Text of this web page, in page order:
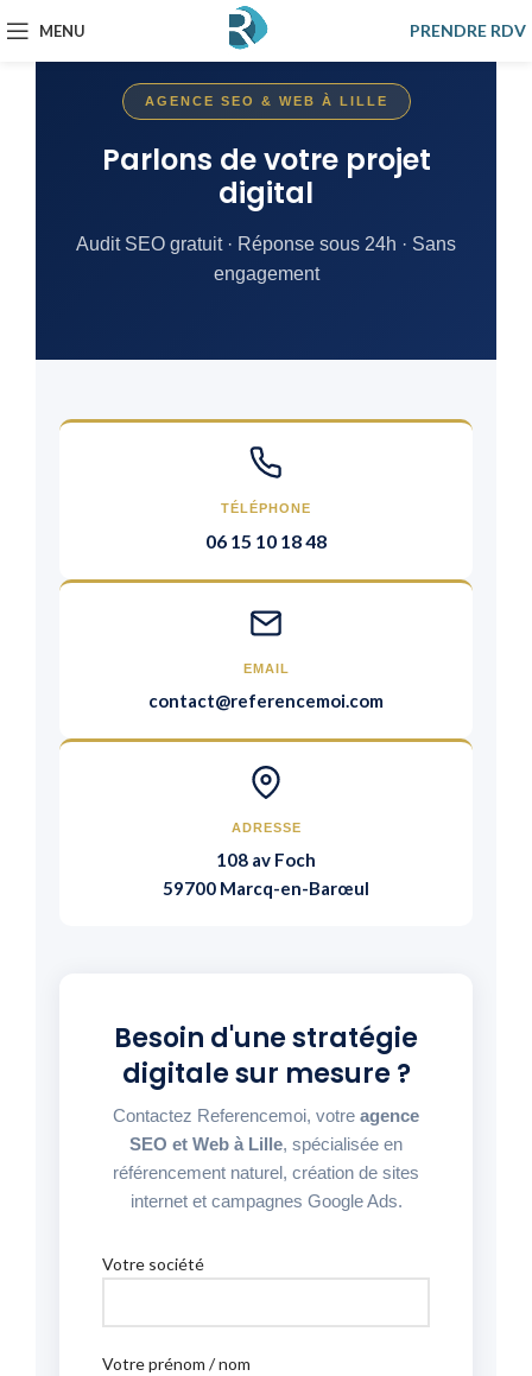
MENU PRENDRE RDV
AGENCE SEO & WEB À LILLE
Parlons de votre projet
digital
Audit SEO gratuit · Réponse sous 24h · Sans
engagement
TÉLÉPHONE
06 15 10 18 48
EMAIL
contact@referencemoi.com
ADRESSE
108 av Foch
59700 Marcq-en-Barœul
Besoin d'une stratégie
digitale sur mesure ?
Contactez Referencemoi, votre agence
SEO et Web à Lille, spécialisée en
référencement naturel, création de sites
internet et campagnes Google Ads.
Votre société
Votre prénom / nom